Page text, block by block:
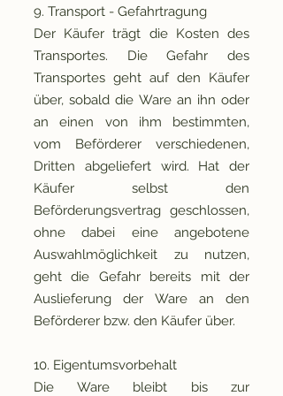
9. Transport - Gefahrtragung
Der Käufer trägt die Kosten des
Transportes. Die Gefahr des
Transportes geht auf den Käufer
über, sobald die Ware an ihn oder
an einen von ihm bestimmten,
vom Beförderer verschiedenen,
Dritten abgeliefert wird. Hat der
Käufer selbst den
Beförderungsvertrag geschlossen,
ohne dabei eine angebotene
Auswahlmöglichkeit zu nutzen,
geht die Gefahr bereits mit der
Auslieferung der Ware an den
Beförderer bzw. den Käufer über.
10. Eigentumsvorbehalt
Die Ware bleibt bis zur